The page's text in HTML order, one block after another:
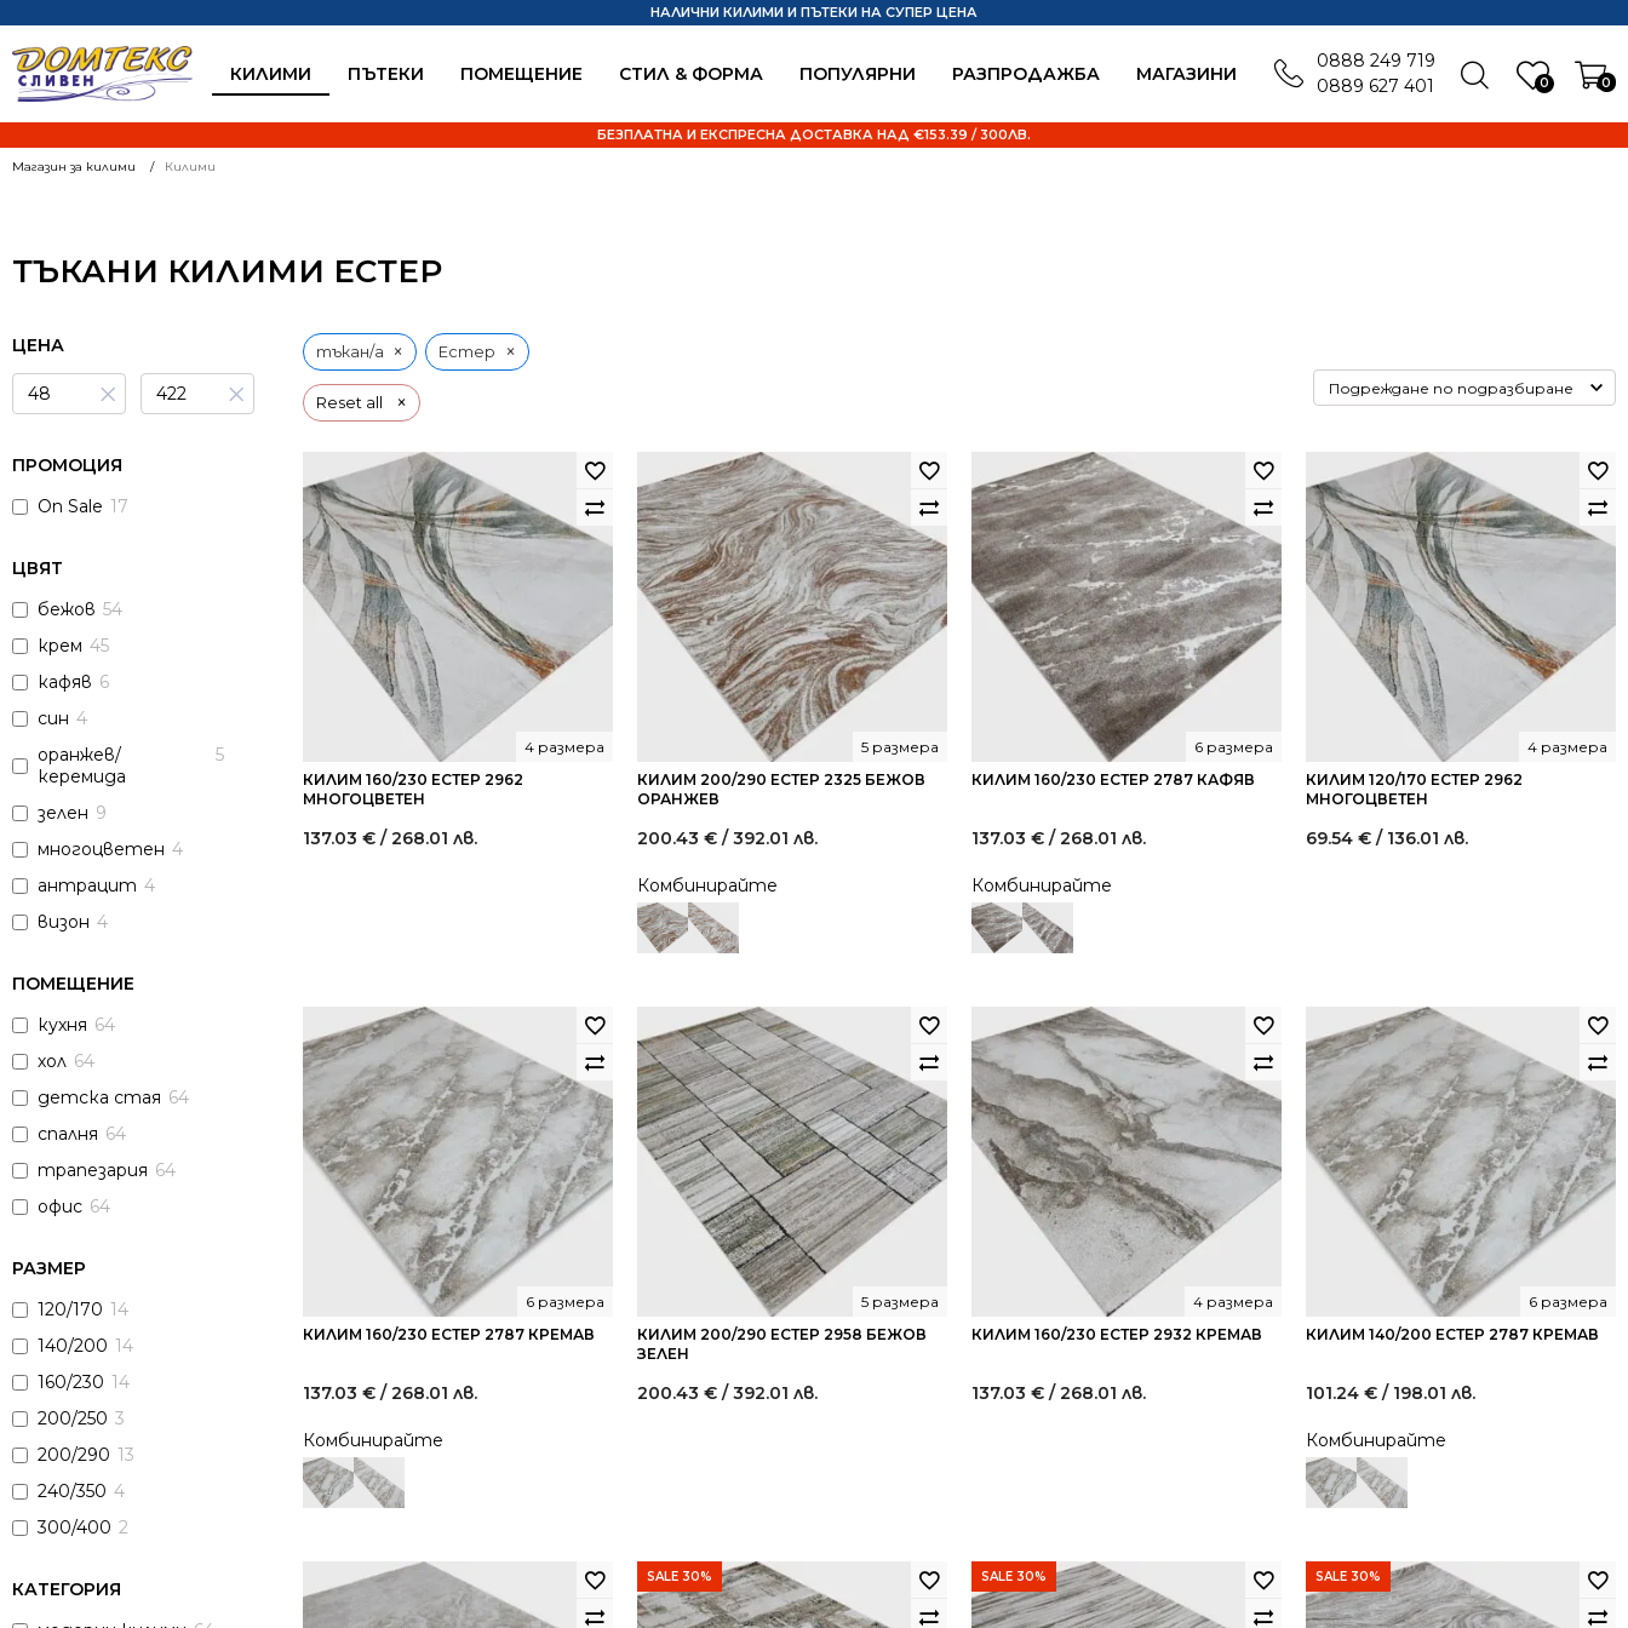
КИЛИМИ ПЪТЕКИ ПОМЕЩЕНИЕ СТИЛ & ФОРМА ПОПУЛЯРНИ РАЗПРОДАЖБА MАГАЗИНИ 0 0
НАЛИЧНИ КИЛИМИ И ПЪТЕКИ НА СУПЕР ЦЕНА
БЕЗПЛАТНА И ЕКСПРЕСНА ДОСТАВКА НАД €153.39 / 300ЛВ.
0888 249 719
0889 627 401
Магазин за килими Килими
ТЪКАНИ КИЛИМИ ЕСТЕР
ЦЕНА
× ×
ПРОМОЦИЯ
On Sale 17
ЦВЯТ
бежов 54
крем 45
кафяв 6
син 4
оранжев/
керемида
5
зелен 9
многоцветен 4
антрацит 4
визон 4
ПОМЕЩЕНИЕ
кухня 64
хол 64
детска стая 64
спалня 64
трапезария 64
офис 64
РАЗМЕР
120/170 14
140/200 14
160/230 14
200/250 3
200/290 13
240/350 4
300/400 2
КАТЕГОРИЯ
Reset all ×
тъкан/а × Естер ×
КИЛИМ 160/230 ЕСТЕР 2962
МНОГОЦВЕТЕН
4 размера
137.03 € / 268.01 лв.
КИЛИМ 200/290 ЕСТЕР 2325 БЕЖОВ
ОРАНЖЕВ
5 размера
200.43 € / 392.01 лв.
Комбинирайте
КИЛИМ 160/230 ЕСТЕР 2787 КАФЯВ
6 размера
137.03 € / 268.01 лв.
Комбинирайте
КИЛИМ 120/170 ЕСТЕР 2962
МНОГОЦВЕТЕН
4 размера
69.54 € / 136.01 лв.
КИЛИМ 160/230 ЕСТЕР 2787 КРЕМАВ
6 размера
137.03 € / 268.01 лв.
Комбинирайте
КИЛИМ 200/290 ЕСТЕР 2958 БЕЖОВ
ЗЕЛЕН
5 размера
200.43 € / 392.01 лв.
КИЛИМ 160/230 ЕСТЕР 2932 КРЕМАВ
4 размера
137.03 € / 268.01 лв.
КИЛИМ 140/200 ЕСТЕР 2787 КРЕМАВ
6 размера
101.24 € / 198.01 лв.
Комбинирайте
SALE 30% SALE 30% SALE 30%